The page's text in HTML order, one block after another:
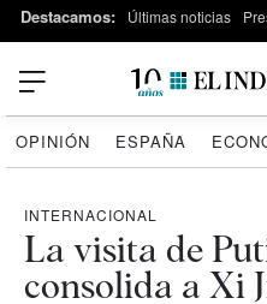
Destacamos: Últimas noticias
OPINIÓN ESPAÑA
INTERNACIONAL
La visita de
consolida a Xi